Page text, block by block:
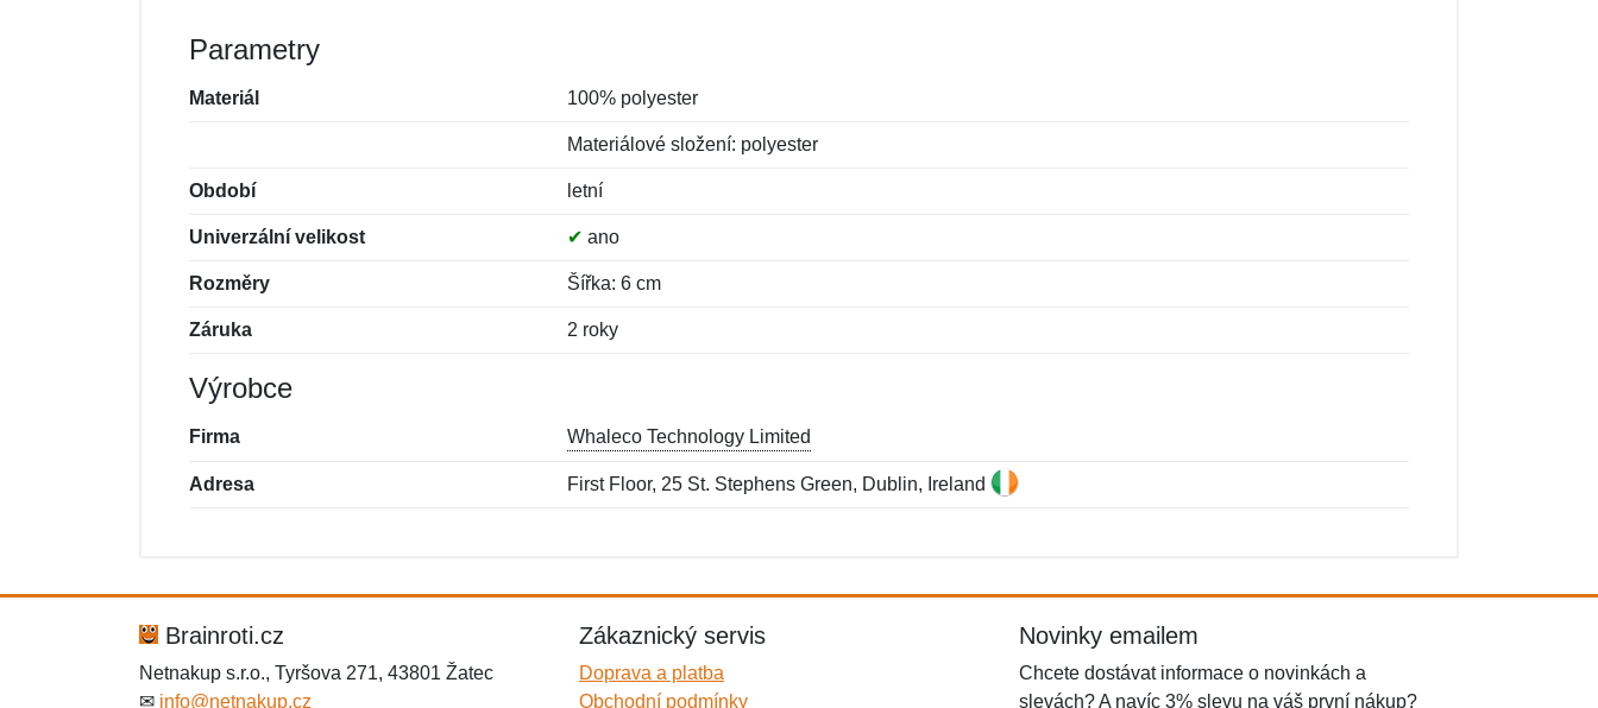
Parametry
Materiál 100% polyester
Materiálové složení: polyester
Období letní
Univerzální velikost ✔ ano
Rozměry Šířka: 6 cm
Záruka 2 roky
Výrobce
Firma Whaleco Technology Limited
Adresa First Floor, 25 St. Stephens Green, Dublin, Ireland
Brainroti.cz
Netnakup s.r.o., Tyršova 271, 43801 Žatec
✉ info@netnakup.cz
Zákaznický servis
Doprava a platba
Obchodní podmínky
Novinky emailem
Chcete dostávat informace o novinkách a
slevách? A navíc 3% slevu na váš první nákup?